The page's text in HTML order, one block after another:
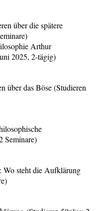
über die spätere
)
Arthur
2025, 2-tägig)
über das Böse (Studieren
Seminare)
Wo steht die Aufklärung